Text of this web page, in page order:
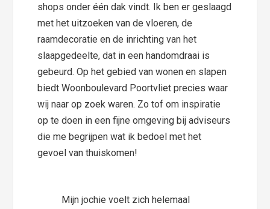
shops onder één dak vindt. Ik ben er geslaagd
met het uitzoeken van de vloeren, de
raamdecoratie en de inrichting van het
slaapgedeelte, dat in een handomdraai is
gebeurd. Op het gebied van wonen en slapen
biedt Woonboulevard Poortvliet precies waar
wij naar op zoek waren. Zo tof om inspiratie
op te doen in een fijne omgeving bij adviseurs
die me begrijpen wat ik bedoel met het
gevoel van thuiskomen!
Mijn jochie voelt zich helemaal